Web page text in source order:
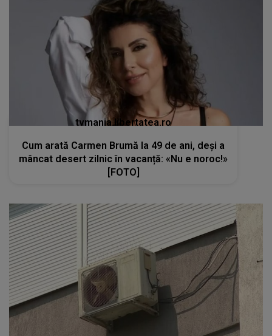
tvmania.libertatea.ro
Cum arată Carmen Brumă la 49 de ani, deși a
mâncat desert zilnic în vacanță: «Nu e noroc!»
[FOTO]